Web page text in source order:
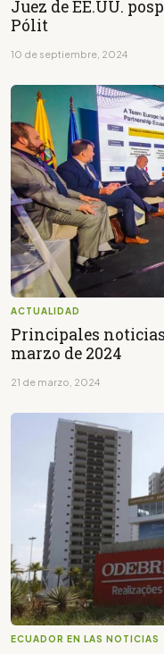
Juez de EE.UU.
Pólit
10 de septiembre, 2024
ACTUALIDAD
Principales noticias
marzo de 2024
21 de marzo, 2024
ECUADOR EN LAS NOTICIAS